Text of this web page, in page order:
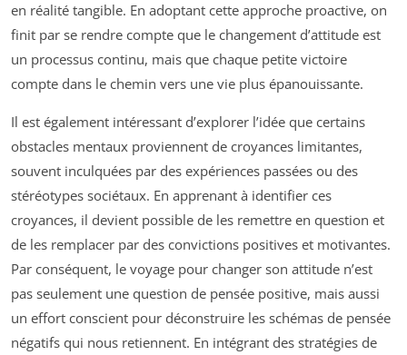
en réalité tangible. En adoptant cette approche proactive, on
finit par se rendre compte que le changement d’attitude est
un processus continu, mais que chaque petite victoire
compte dans le chemin vers une vie plus épanouissante.
Il est également intéressant d’explorer l’idée que certains
obstacles mentaux proviennent de croyances limitantes,
souvent inculquées par des expériences passées ou des
stéréotypes sociétaux. En apprenant à identifier ces
croyances, il devient possible de les remettre en question et
de les remplacer par des convictions positives et motivantes.
Par conséquent, le voyage pour changer son attitude n’est
pas seulement une question de pensée positive, mais aussi
un effort conscient pour déconstruire les schémas de pensée
négatifs qui nous retiennent. En intégrant des stratégies de